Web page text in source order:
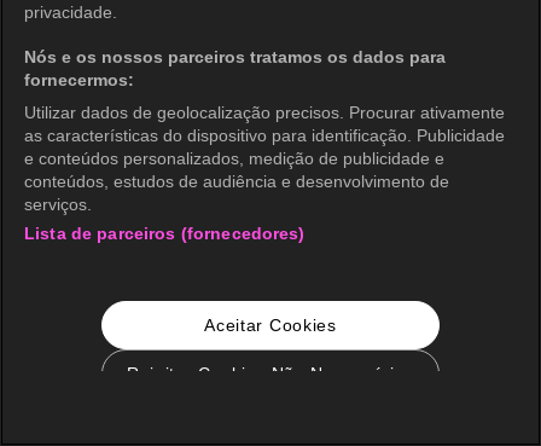
privacidade.
Nós e os nossos parceiros tratamos os dados para
fornecermos:
Utilizar dados de geolocalização precisos. Procurar ativamente
as características do dispositivo para identificação. Publicidade
e conteúdos personalizados, medição de publicidade e
conteúdos, estudos de audiência e desenvolvimento de
serviços.
Lista de parceiros (fornecedores)
Aceitar Cookies
Rejeitar Cookies Não Necessários